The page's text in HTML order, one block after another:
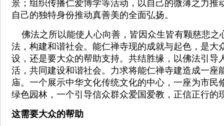
景；组织传播仁爱博学等活动，以自己的微薄之力推
自己的独特身份推动真善美的全面弘扬。
佛法之所以能使人心向善，皆因众生皆有颗慈悲之
法，构建和谐社会。能仁禅寺现的成就与起色，是大
设，还是要大众的帮助支持。共结胜缘，以佛法引导
活，共同建设和谐社会。力求将能仁禅寺建造成一座
庙。一个展示中华文化传统文化的中心，一座为市民
绿色园林，一个引导信众群众爱国爱教，正信正行的
这需要大众的帮助